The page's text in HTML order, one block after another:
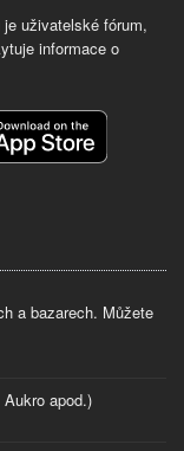
uživatelské fórum,
informace o
a bazarech. Můžete
apod.)